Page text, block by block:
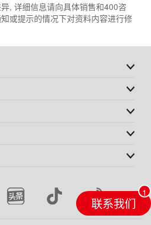
, 详细信息请向具体销售和400咨
或提示的情况下对资料内容进行修
联系我们